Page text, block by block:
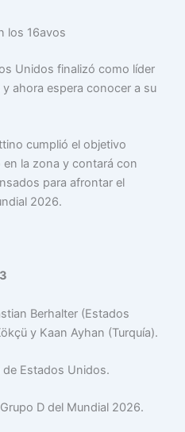
los 16avos
Unidos finalizó como líder
ahora espera conocer a su
cumplió el objetivo
la zona y contará con
para afrontar el
2026.
Berhalter (Estados
y Kaan Ayhan (Turquía).
Estados Unidos.
D del Mundial 2026.